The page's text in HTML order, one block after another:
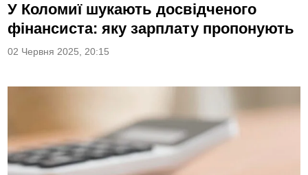
У Коломиї шукають досвідченого
фінансиста: яку зарплату пропонують
02 Червня 2025, 20:15